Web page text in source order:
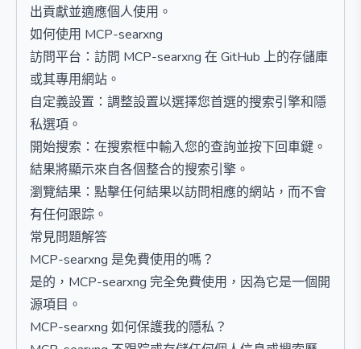
出貢獻並適應個人使用。
如何使用 MCP-searxng
訪問平台：訪問 MCP-searxng 在 GitHub 上的存儲庫
或其專用網站。
自定義設置：調整設置以選擇您首選的搜索引擎和隱
私選項。
開始搜索：在搜索框中輸入您的查詢並按下回車鍵。
結果將顯示來自各個整合的搜索引擎。
瀏覽結果：點擊任何結果以訪問相應的網站，而不會
有任何跟踪。
常見問題解答
MCP-searxng 是免費使用的嗎？
是的，MCP-searxng 完全免費使用，因為它是一個開
源項目。
MCP-searxng 如何保護我的隱私？